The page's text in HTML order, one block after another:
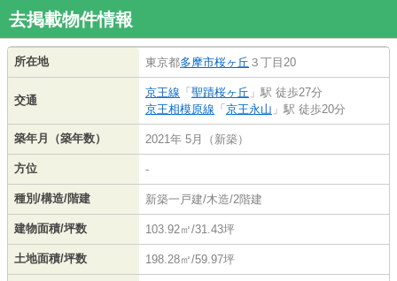
去掲載物件情報
所在地 東京都多摩市桜ヶ丘 ３丁目20
交通
京王線 「 聖蹟桜ヶ丘 」駅 徒歩27分
京王相模原線 「 京王永山 」駅 徒歩20分
築年月（築年数） 2021年 5月（新築）
方位 -
種別/構造/階建 新築一戸建/木造/2階建
建物面積/坪数 103.92㎡/31.43坪
土地面積/坪数 198.28㎡/59.97坪